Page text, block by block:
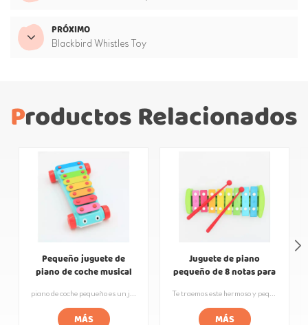
PRÓXIMO
Blackbird Whistles Toy
Productos Relacionados
Pequeño juguete de
piano de coche musical
MÁS
Juguete de piano
pequeño de 8 notas para
golpe de mano de bebé
MÁS